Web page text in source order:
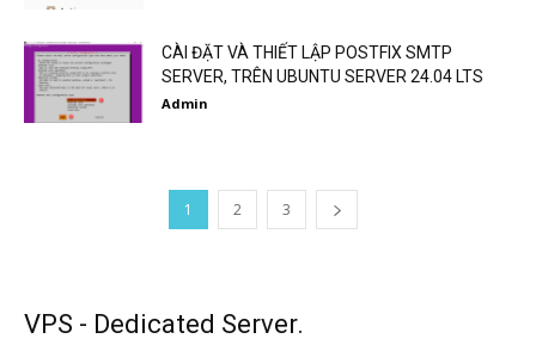
CÀI ĐẶT VÀ THIẾT LẬP POSTFIX SMTP
SERVER, TRÊN UBUNTU SERVER 24.04 LTS
Admin
1 2 3
VPS - Dedicated Server.